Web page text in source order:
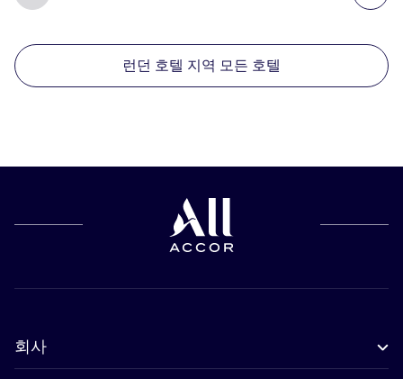
런던 호텔 지역 모든 호텔
회사